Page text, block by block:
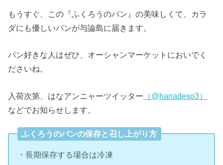
もうすぐ、この『ふくろうのパン』の美味しくて、カラ
ダにも優しいパンが与論島に届きます。
パン好きな人はぜひ、オーシャンマーケットにおいでく
ださいね。
入荷次第、はなアンニャーツイッター （@hanadeso3）
などでお知らせします。
ふくろうのパンの保存と召し上がり方
・長期保存する場合は冷凍